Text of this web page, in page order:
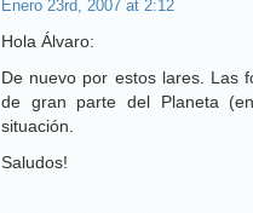
Enero 23rd, 2007 at 2:12
Hola Álvaro:
De nuevo por estos lares. Las
de gran parte del Planeta
situación.
Saludos!